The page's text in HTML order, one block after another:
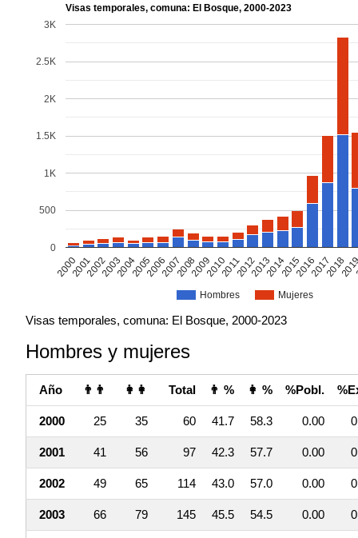
Visas temporales, comuna: El Bosque, 2000-2023
Hombres Mujeres
2000200120022003200420052006200720082009201020112012201320142015201620172018
0
500
1K
1.5K
2K
2.5K
3K
Visas temporales, comuna: El Bosque, 2000-2023
Hombres y mujeres
Año 👨👨 👩👩 Total 👨 % 👩 % %Pobl.
2000 25 35 60 41.7 58.3 0.00
2001 41 56 97 42.3 57.7 0.00
2002 49 65 114 43.0 57.0 0.00
2003 66 79 145 45.5 54.5 0.00